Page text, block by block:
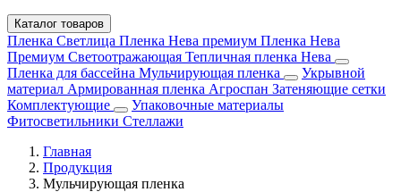
Каталог товаров
Пленка Светлица Пленка Нева премиум Пленка Нева
Премиум Светоотражающая Тепличная пленка Нева
Пленка для бассейна Мульчирующая пленка
Укрывной
материал Армированная пленка Агроспан Затеняющие сетки
Комплектующие
Упаковочные материалы
Фитосветильники Стеллажи
Главная
Продукция
Мульчирующая пленка